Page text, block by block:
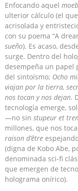
Enfocando aquel
ulterior cálculo (el
acrisolada y
con su poema “A
sueño). Es acaso,
surge. Dentro del
desempeña un
del sintoísmo; Ocho
viajan por la tierra,
nos tocan y nos dejan.
tecnología emerge,
—no sin stupeur et
millones, que nos
raison d’être
(digna de Kobo Abe,
denominada sci-fi
que emergen de
holograma onírico).